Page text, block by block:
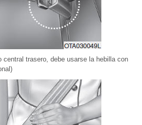
central trasero, debe usarse la hebilla con